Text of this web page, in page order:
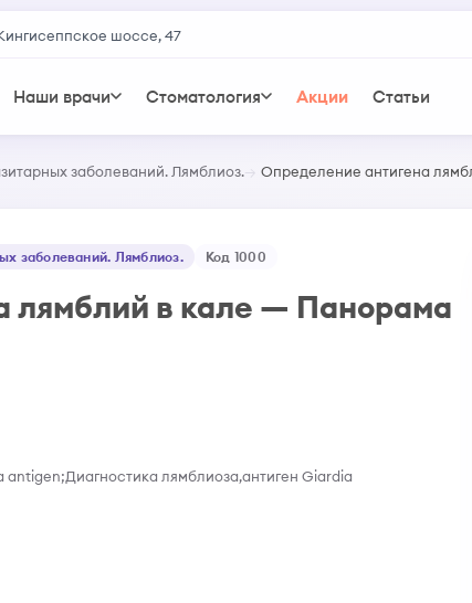
шоссе, 47
Наши врачи Стоматология Акции Статьи
заболеваний. Лямблиоз. Определение антигена
заболеваний. Лямблиоз. Код 1000
лямблий в кале — Панорама
лямблиоза,антиген Giardia